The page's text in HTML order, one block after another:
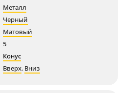
Металл
Черный
Матовый
5
Конус
Вверх, Вниз